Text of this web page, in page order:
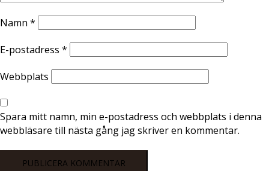
Namn *
E-postadress *
Webbplats
Spara mitt namn, min e-postadress och webbplats i denna
webbläsare till nästa gång jag skriver en kommentar.